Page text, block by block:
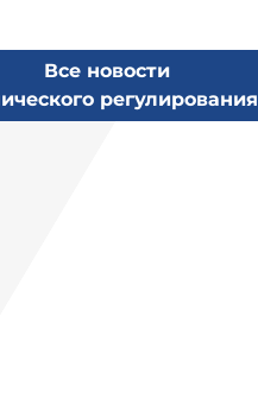
Все новости
регулирования